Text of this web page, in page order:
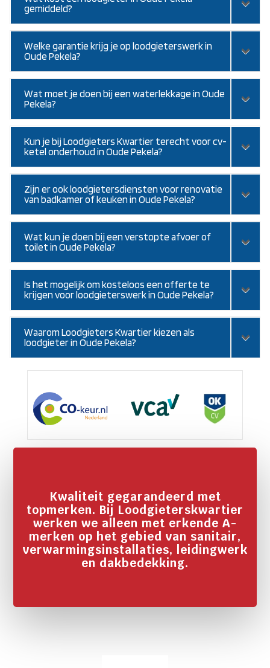
gemiddeld?
Welke garantie krijg je op loodgieterswerk in
Oude Pekela?
Wat moet je doen bij een waterlekkage in Oude
Pekela?
Kun je bij Loodgieters Kwartier terecht voor cv-
ketel onderhoud in Oude Pekela?
Zijn er ook loodgietersdiensten voor renovatie
van badkamer of keuken in Oude Pekela?
Wat kun je doen bij een verstopte afvoer of
toilet in Oude Pekela?
Is het mogelijk om kosteloos een offerte te
krijgen voor loodgieterswerk in Oude Pekela?
Waarom Loodgieters Kwartier kiezen als
loodgieter in Oude Pekela?
Kwaliteit gegarandeerd met
topmerken. Bij Loodgieterskwartier
werken we alleen met erkende A-
merken op het gebied van sanitair,
verwarmingsinstallaties, leidingwerk
en dakbedekking.